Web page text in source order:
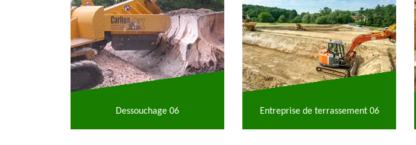
Dessouchage 06 Entreprise de terrassement 06